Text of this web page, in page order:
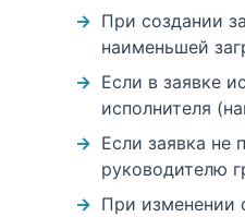
При создании
наименьшей
Если в заявке
исполнителя
Если заявка не
руководителю
При изменении